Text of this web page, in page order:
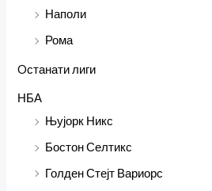
Наполи
Рома
Oстанати лиги
НБА
Њујорк Никс
Бостон Селтикс
Голден Стејт Вариорс